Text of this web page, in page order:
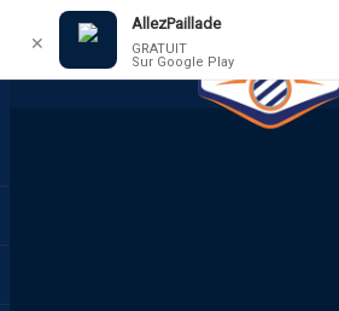
✕
AllezPaillade
GRATUIT
Sur Google Play